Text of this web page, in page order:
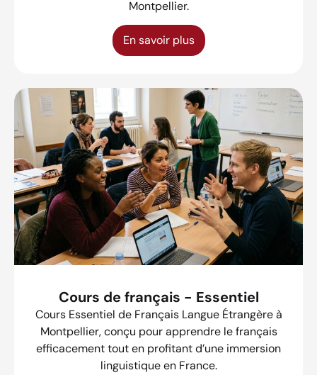
Montpellier.
En savoir plus
Cours de français - Essentiel
Cours Essentiel de Français Langue Étrangère à
Montpellier, conçu pour apprendre le français
efficacement tout en profitant d’une immersion
linguistique en France.